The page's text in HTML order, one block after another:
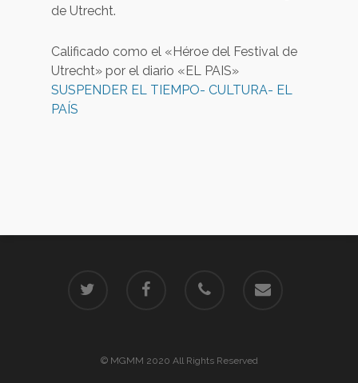
de Utrecht.
Calificado como el «Héroe del Festival de
Utrecht» por el diario «EL PAIS»
SUSPENDER EL TIEMPO- CULTURA- EL
PAÍS
© MGMM 2020 All Rights Reserved